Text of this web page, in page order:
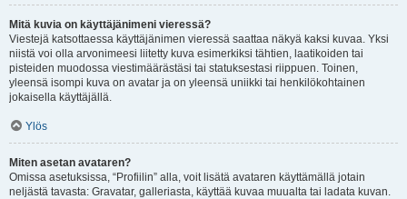
Mitä kuvia on käyttäjänimeni vieressä?
Viestejä katsottaessa käyttäjänimen vieressä saattaa näkyä kaksi kuvaa. Yksi
niistä voi olla arvonimeesi liitetty kuva esimerkiksi tähtien, laatikoiden tai
pisteiden muodossa viestimäärästäsi tai statuksestasi riippuen. Toinen,
yleensä isompi kuva on avatar ja on yleensä uniikki tai henkilökohtainen
jokaisella käyttäjällä.
Ylös
Miten asetan avataren?
Omissa asetuksissa, “Profiilin” alla, voit lisätä avataren käyttämällä jotain
neljästä tavasta: Gravatar, galleriasta, käyttää kuvaa muualta tai ladata kuvan.